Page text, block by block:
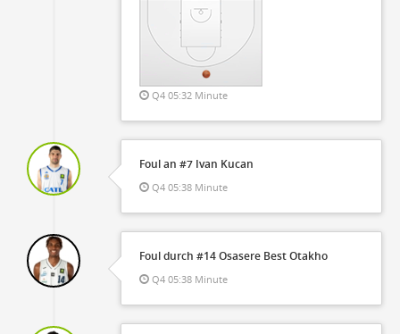
Q4 05:32 Minute
Foul an #7 Ivan Kucan
Q4 05:38 Minute
Foul durch #14 Osasere Best Otakho
Q4 05:38 Minute